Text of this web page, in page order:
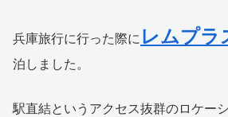
兵庫旅行に行った際に レムプラ
泊しました。
駅直結というアクセス抜群のロケー